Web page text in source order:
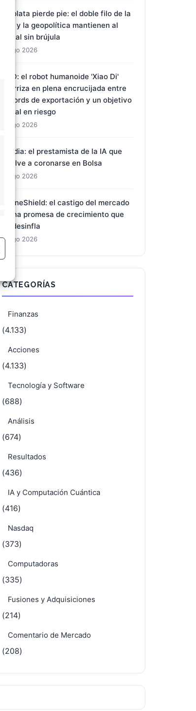
La plata pierde pie: el doble filo de la
Fed y la geopolítica mantienen al
metal sin brújula
2 Ago 2026
BYD: el robot humanoide 'Xiao Di'
aterriza en plena encrucijada entre
récords de exportación y un objetivo
anual en riesgo
2 Ago 2026
Nvidia: el prestamista de la IA que
vuelve a coronarse en Bolsa
2 Ago 2026
DroneShield: el castigo del mercado
a una promesa de crecimiento que
se desinfla
2 Ago 2026
CATEGORÍAS
Finanzas
(4.133)
Acciones
(4.133)
Tecnología y Software
(688)
Análisis
(674)
Resultados
(436)
IA y Computación Cuántica
(416)
Nasdaq
(373)
Computadoras
(335)
Fusiones y Adquisiciones
(214)
Comentario de Mercado
(208)